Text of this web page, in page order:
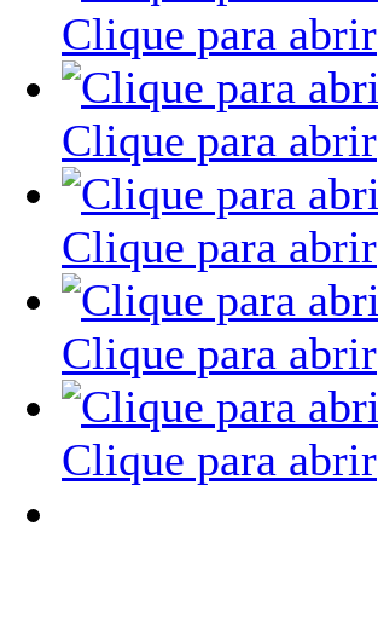
Clique para abrir
Clique para abrir
Clique para abrir
Clique para abrir
Clique para abrir